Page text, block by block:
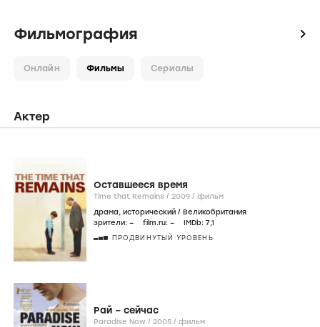
Фильмография icon
Онлайн Фильмы Сериалы
Актер
Оставшееся время
Time that Remains / 2009 / фильм
драма, исторический / Великобритания
зрители: – film.ru: – IMDb: 7,1
ПРОДВИНУТЫЙ УРОВЕНЬ
Рай – сейчас
Paradise Now / 2005 / фильм